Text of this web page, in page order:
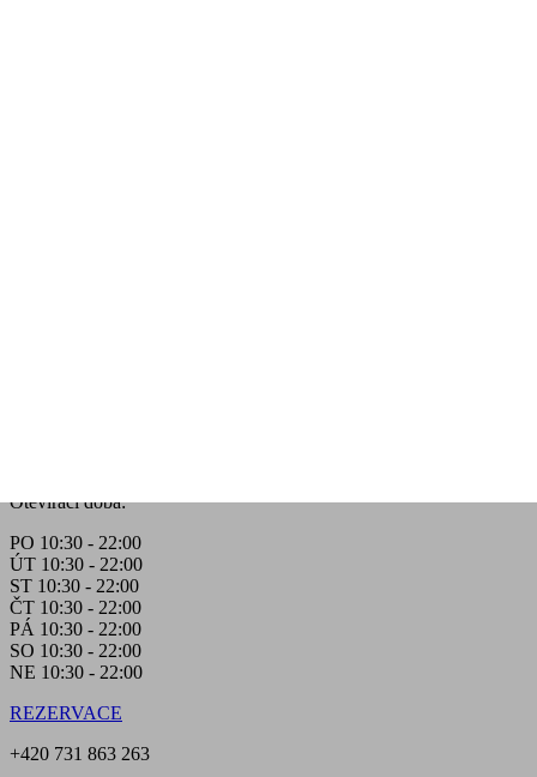
Otevírací doba:
PO 10:30 - 22:00
ÚT 10:30 - 22:00
ST 10:30 - 22:00
ČT 10:30 - 22:00
PÁ 10:30 - 22:00
SO 10:30 - 22:00
NE 10:30 - 22:00
REZERVACE
+420 731 863 263